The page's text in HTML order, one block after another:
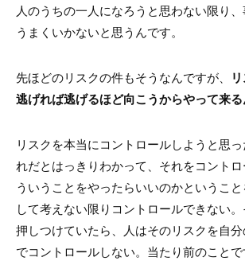
人のうちの一人になろうと思わない限り
うまくいかないと思うんです。
先ほどのリスクの件もそうなんですが、
逃げれば逃げるほど向こうからやって来る
リスクを本当にコントロールしようと思
れだとはっきりわかって、それをコント
ういうことをやったらいいのかというこ
して考えない限りコントロールできない
押しつけていたら、人はそのリスクを自
でコントロールしない。当たり前のことで